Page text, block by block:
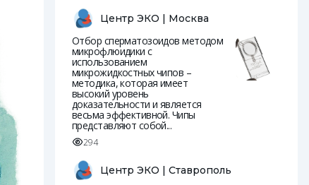
Центр ЭКО | Москва
Отбор сперматозоидов методом
микрофлюидики с
использованием
микрожидкостных чипов –
методика, которая имеет
высокий уровень
доказательности и является
весьма эффективной. Чипы
представляют собой...
294
Центр ЭКО | Ставрополь